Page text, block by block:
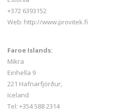
+372 6393152
Web: http://www.provitek.fi
Faroe Islands:
Mikra
Einhella 9
221 Hafnarfjörður,
Iceland
Tel: +354 588 2314